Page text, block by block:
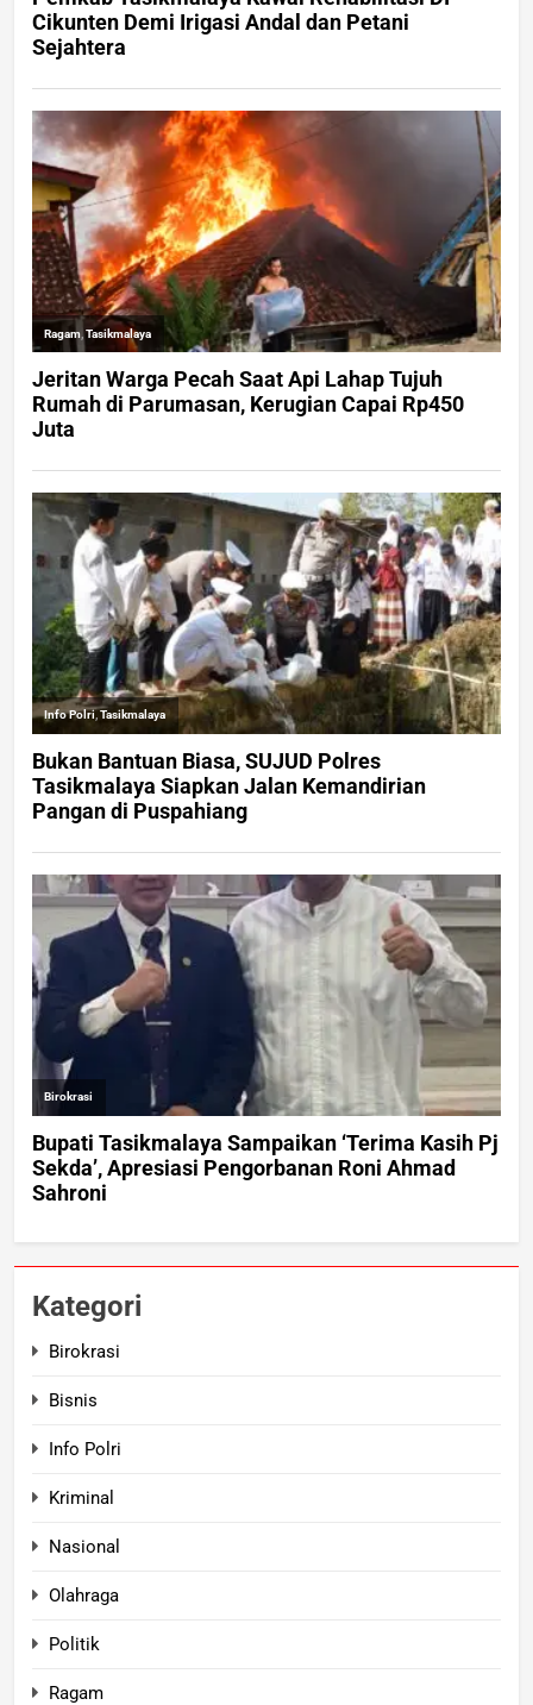
Kategori
Birokrasi
Bisnis
Info Polri
Kriminal
Nasional
Olahraga
Politik
Ragam